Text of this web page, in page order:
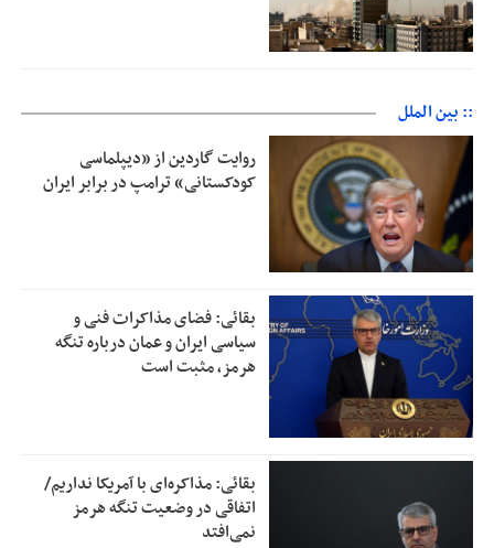
:: بین الملل
روایت گاردین از «دیپلماسی
کودکستانی» ترامپ در برابر ایران
بقائی: فضای مذاکرات فنی و
سیاسی ایران و عمان درباره تنگه
هرمز، مثبت است
بقائی: مذاکره‌ای با آمریکا نداریم/
اتفاقی در وضعیت تنگه هرمز
نمی‌افتد